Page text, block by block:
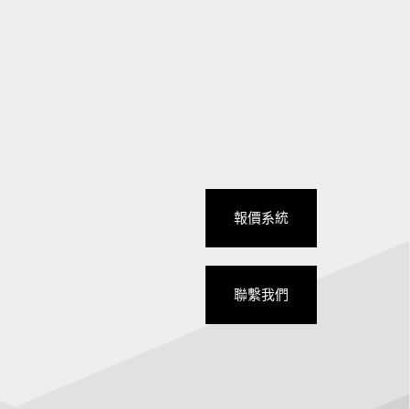
報價系統
聯繫我們